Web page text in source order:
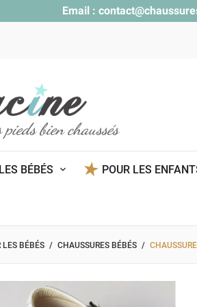
Email :
bien chaussés
BÉBÉS POUR LES
LES BÉBÉS CHAUSSURES BÉBÉS